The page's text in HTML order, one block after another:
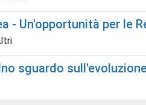
- Un'opportunità per le
sguardo